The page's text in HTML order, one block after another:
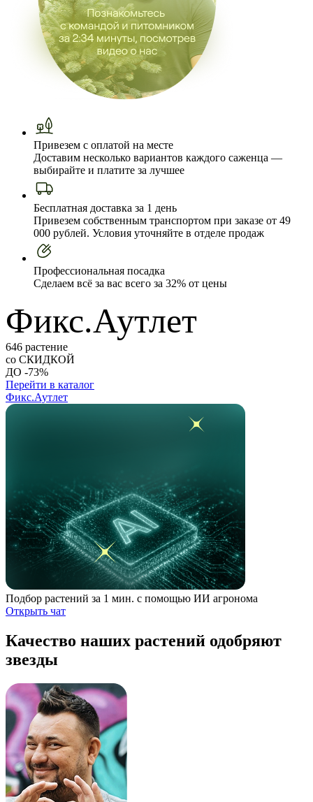
Привезем с оплатой на месте
Доставим несколько вариантов каждого саженца —
выбирайте и платите за лучшее
Бесплатная доставка за 1 день
Привезем собственным транспортом при заказе от 49
000 рублей. Условия уточняйте в отделе продаж
Профессиональная посадка
Сделаем всё за вас всего за 32% от цены
Фикс.Аутлет
646 растение
со СКИДКОЙ
ДО -73%
Перейти в каталог
Фикс.Аутлет
Подбор растений за 1 мин. с помощью ИИ агронома
Открыть чат
Качество наших растений одобряют
звезды